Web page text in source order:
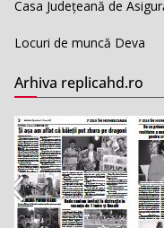
Casa Județeană de
Locuri de muncă Deva
Arhiva replicahd.ro